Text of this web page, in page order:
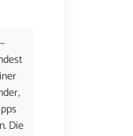
Die